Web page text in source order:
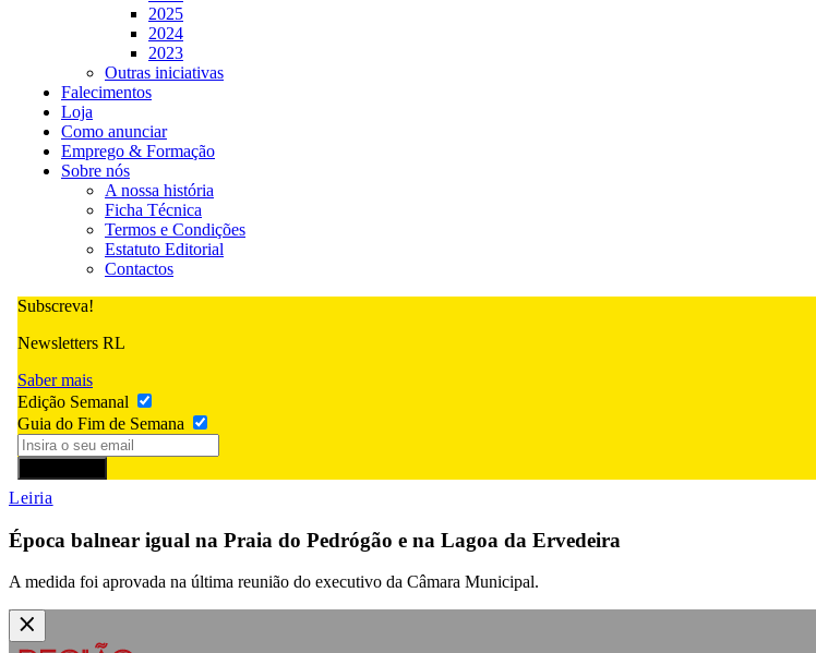
2025
2024
2023
Outras iniciativas
Falecimentos
Loja
Como anunciar
Emprego & Formação
Sobre nós
A nossa história
Ficha Técnica
Termos e Condições
Estatuto Editorial
Contactos
Subscreva!
Newsletters RL
Saber mais
Edição Semanal
Guia do Fim de Semana
Leiria
Época balnear igual na Praia do Pedrógão e na Lagoa da Ervedeira
A medida foi aprovada na última reunião do executivo da Câmara Municipal.